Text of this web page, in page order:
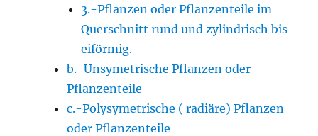
3.-Pflanzen oder Pflanzenteile im
Querschnitt rund und zylindrisch bis
eiförmig.
b.-Unsymetrische Pflanzen oder
Pflanzenteile
c.-Polysymetrische ( radiäre) Pflanzen
oder Pflanzenteile